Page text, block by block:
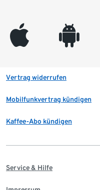
appleinc android
Vertrag widerrufen
Mobilfunkvertrag kündigen
Kaffee-Abo kündigen
Service & Hilfe